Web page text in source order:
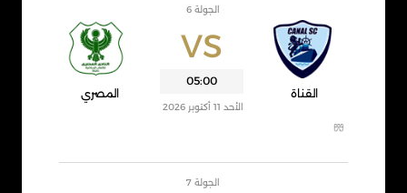
VS
القناة
05:00
الجولة 6
الأحد 11 أكتوبر 2026
المصري
الجولة 7